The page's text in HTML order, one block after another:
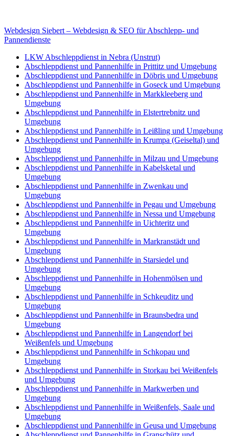
Webdesign Siebert – Webdesign & SEO für Abschlepp- und
Pannendienste
LKW Abschleppdienst in Nebra (Unstrut)
Abschleppdienst und Pannenhilfe in Prittitz und Umgebung
Abschleppdienst und Pannenhilfe in Döbris und Umgebung
Abschleppdienst und Pannenhilfe in Goseck und Umgebung
Abschleppdienst und Pannenhilfe in Markkleeberg und
Umgebung
Abschleppdienst und Pannenhilfe in Elstertrebnitz und
Umgebung
Abschleppdienst und Pannenhilfe in Leißling und Umgebung
Abschleppdienst und Pannenhilfe in Krumpa (Geiseltal) und
Umgebung
Abschleppdienst und Pannenhilfe in Milzau und Umgebung
Abschleppdienst und Pannenhilfe in Kabelsketal und
Umgebung
Abschleppdienst und Pannenhilfe in Zwenkau und
Umgebung
Abschleppdienst und Pannenhilfe in Pegau und Umgebung
Abschleppdienst und Pannenhilfe in Nessa und Umgebung
Abschleppdienst und Pannenhilfe in Uichteritz und
Umgebung
Abschleppdienst und Pannenhilfe in Markranstädt und
Umgebung
Abschleppdienst und Pannenhilfe in Starsiedel und
Umgebung
Abschleppdienst und Pannenhilfe in Hohenmölsen und
Umgebung
Abschleppdienst und Pannenhilfe in Schkeuditz und
Umgebung
Abschleppdienst und Pannenhilfe in Braunsbedra und
Umgebung
Abschleppdienst und Pannenhilfe in Langendorf bei
Weißenfels und Umgebung
Abschleppdienst und Pannenhilfe in Schkopau und
Umgebung
Abschleppdienst und Pannenhilfe in Storkau bei Weißenfels
und Umgebung
Abschleppdienst und Pannenhilfe in Markwerben und
Umgebung
Abschleppdienst und Pannenhilfe in Weißenfels, Saale und
Umgebung
Abschleppdienst und Pannenhilfe in Geusa und Umgebung